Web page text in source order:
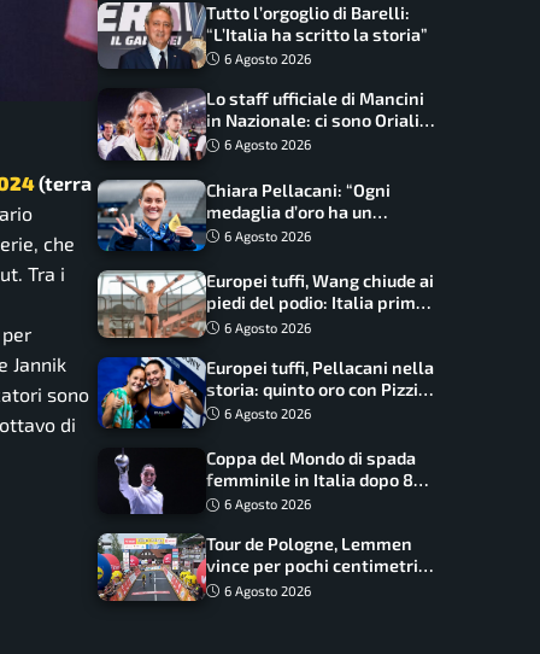
(terra
che
Tra i
Jannik
sono
di
Tutto l’orgoglio di Barelli:
“L’Italia ha scritto la storia”
6 Agosto 2026
Lo staff ufficiale di Mancini
in Nazionale: ci sono Oriali e
Bonucci, confermato un
6 Agosto 2026
Chiara Pellacani: “Ogni
medaglia d’oro ha un
significato diverso. Ho fatto
6 Agosto 2026
Europei tuffi, Wang chiude ai
piedi del podio: Italia prima
nel medagliere
6 Agosto 2026
Europei tuffi, Pellacani nella
storia: quinto oro con Pizzini
nel sincro da 3 metri
6 Agosto 2026
Coppa del Mondo di spada
femminile in Italia dopo 8
anni, Alberta Santuccio: “Il
frutti”
6 Agosto 2026
Tour de Pologne, Lemmen
vince per pochi centimetri
su Scaroni: maxi-caduta e
6 Agosto 2026